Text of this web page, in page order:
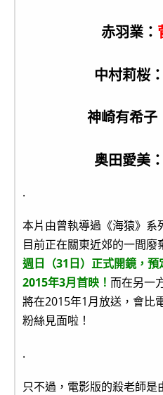
赤羽業：
中村莉桜：
神崎有希子
奥田愛美：
.
本片由曾執導過《海猿》系
目前正在關東近郊的一間廢
週日（31日）正式開鏡，
2015年3月首映！ 而在另一
將在2015年1月放送，會比
粉絲見面啦！
.
只不過，電影版的殺老師是